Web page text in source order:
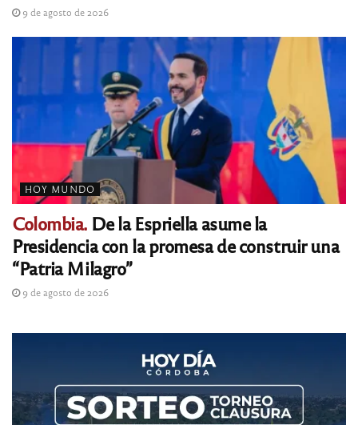
9 de agosto de 2026
HOY MUNDO
Colombia. De la Espriella asume la
Presidencia con la promesa de construir una
“Patria Milagro”
9 de agosto de 2026